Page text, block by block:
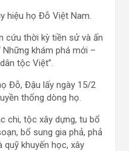
hiệu họ Đỗ Việt Nam.
cứu thời kỳ tiền sử và ấn
khám phá mới –
tộc Việt”.
Đỗ, Đậu lấy ngày 15/2
thống dòng họ.
chi, tộc xây dựng, tu bổ
bổ sung gia phả, phả
quỹ khuyến học, xây